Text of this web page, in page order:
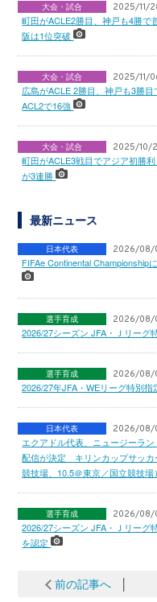
大会・試合 2025/11/
町田がACLE2勝目、神戸も4勝で
阪は1位突破
大会・試合 2025/11/
広島がACLE 2勝目、神戸も3勝
ACL2で16強
大会・試合 2025/10/
町田がACLE3戦目でアジア初勝
が3連勝
最新ニュース
日本代表 2026/08/
FIFAe Continental Championship
選手育成 2026/08/
2026/27シーズン JFA・Ｊリー
選手育成 2026/08/
2026/27年JFA・WEリーグ特別
日本代表 2026/08/
エクアドル代表、ニュージーラ
配信が決定 キリンカップサッカ
競技場、10.5＠東京／国立競技
選手育成 2026/08/
2026/27シーズン JFA・Ｊリーグ
を認定
前の記事へ